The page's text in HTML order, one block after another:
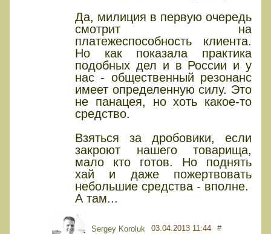
Да, милиция в первую очередь
смотрит на
платежеспособность клиента.
Но как показала практика
подобных дел и в России и у
нас - общественный резонанс
имеет определенную силу. Это
не панацея, но хоть какое-то
средство.
Взяться за дробовики, если
закроют нашего товарища,
мало кто готов. Но поднять
хай и даже пожертвовать
небольшие средства - вполне.
А там...
Sergey Koroluk 03.04.2013 11:44 #